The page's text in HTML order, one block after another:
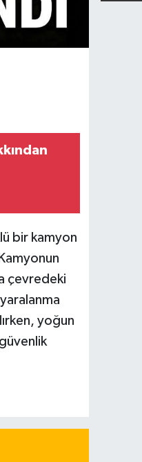
bir kamyon
çevredeki
yoğun